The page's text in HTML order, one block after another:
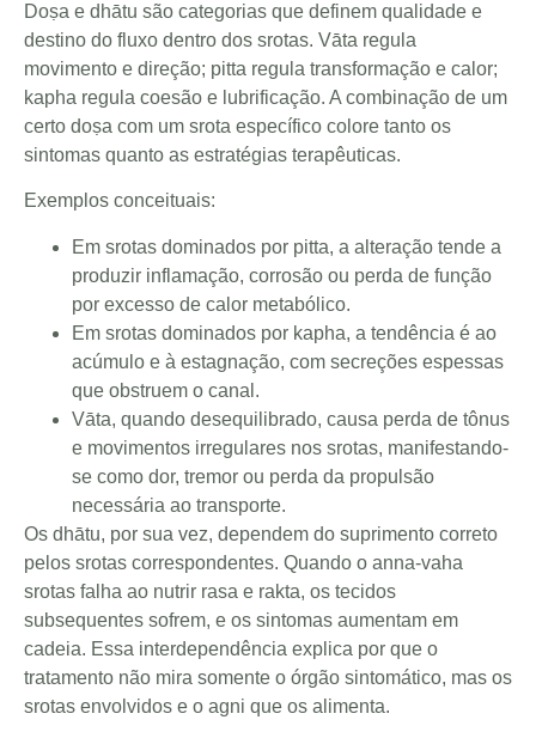
Doṣa e dhātu são categorias que definem qualidade e
destino do fluxo dentro dos srotas. Vāta regula
movimento e direção; pitta regula transformação e calor;
kapha regula coesão e lubrificação. A combinação de um
certo doṣa com um srota específico colore tanto os
sintomas quanto as estratégias terapêuticas.
Exemplos conceituais:
Em srotas dominados por pitta, a alteração tende a
produzir inflamação, corrosão ou perda de função
por excesso de calor metabólico.
Em srotas dominados por kapha, a tendência é ao
acúmulo e à estagnação, com secreções espessas
que obstruem o canal.
Vāta, quando desequilibrado, causa perda de tônus
e movimentos irregulares nos srotas, manifestando-
se como dor, tremor ou perda da propulsão
necessária ao transporte.
Os dhātu, por sua vez, dependem do suprimento correto
pelos srotas correspondentes. Quando o anna-vaha
srotas falha ao nutrir rasa e rakta, os tecidos
subsequentes sofrem, e os sintomas aumentam em
cadeia. Essa interdependência explica por que o
tratamento não mira somente o órgão sintomático, mas os
srotas envolvidos e o agni que os alimenta.